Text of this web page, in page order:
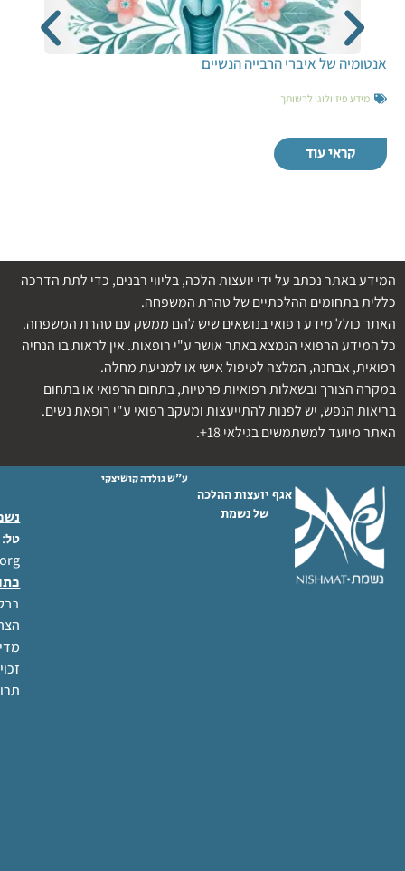
אנטומיה של איברי הרבייה הנשיים
מידע פיזיולוגי לרשותך
קראי עוד
המידע באתר נכתב על ידי יועצות הלכה, בליווי רבנים, כדי לתת הדרכה
כללית בתחומים ההלכתיים של טהרת המשפחה.
האתר כולל מידע רפואי בנושאים שיש להם ממשק עם טהרת המשפחה.
כל המידע הרפואי הנמצא באתר אושר ע"י רופאות. אין לראות בו הנחיה
רפואית, אבחנה, המלצה לטיפול אישי או למניעת מחלה.
במקרה הצורך ובשאלות רפואיות פרטיות, בתחום הרפואי או בתחום
בריאות הנפש, יש לפנות להתייעצות ומעקב רפואי ע"י רופאת נשים.
האתר מיועד למשתמשים בגילאי 18+.
אגף יועצות ההלכה
של נשמת
ע"ש גולדה קושיצקי
טל: 02-6404333
ברל